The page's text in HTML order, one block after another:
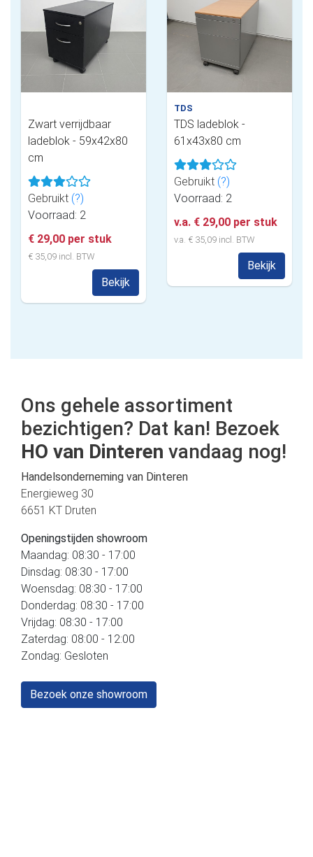
Zwart verrijdbaar
ladeblok - 59x42x80
cm
Gebruikt (?)
Voorraad: 2
€ 29,00 per stuk
€ 35,09 incl. BTW
Bekijk
TDS
TDS ladeblok -
61x43x80 cm
Gebruikt (?)
Voorraad: 2
v.a. € 29,00 per stuk
v.a. € 35,09 incl. BTW
Bekijk
Ons gehele assortiment
bezichtigen? Dat kan! Bezoek
HO van Dinteren vandaag nog!
Handelsonderneming van Dinteren
Energieweg 30
6651 KT Druten
Openingstijden showroom
Maandag: 08:30 - 17:00
Dinsdag: 08:30 - 17:00
Woensdag: 08:30 - 17:00
Donderdag: 08:30 - 17:00
Vrijdag: 08:30 - 17:00
Zaterdag: 08:00 - 12:00
Zondag: Gesloten
Bezoek onze showroom